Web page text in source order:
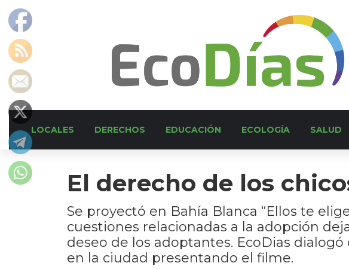
LOCALES DERECHOS EDUCACIÓN ECOLOGÍA SALUD
El derecho de los
Se proyectó en Bahía Blanca “Ellos te
cuestiones relacionadas a la adopción
deseo de los adoptantes. EcoDias
en la ciudad presentando el filme.